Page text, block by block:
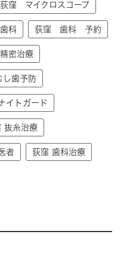
荻窪 マイクロスコープ
科 荻窪 歯科 予約
密治療
し歯予防
イトガード
抜糸治療
者 荻窪 歯科治療